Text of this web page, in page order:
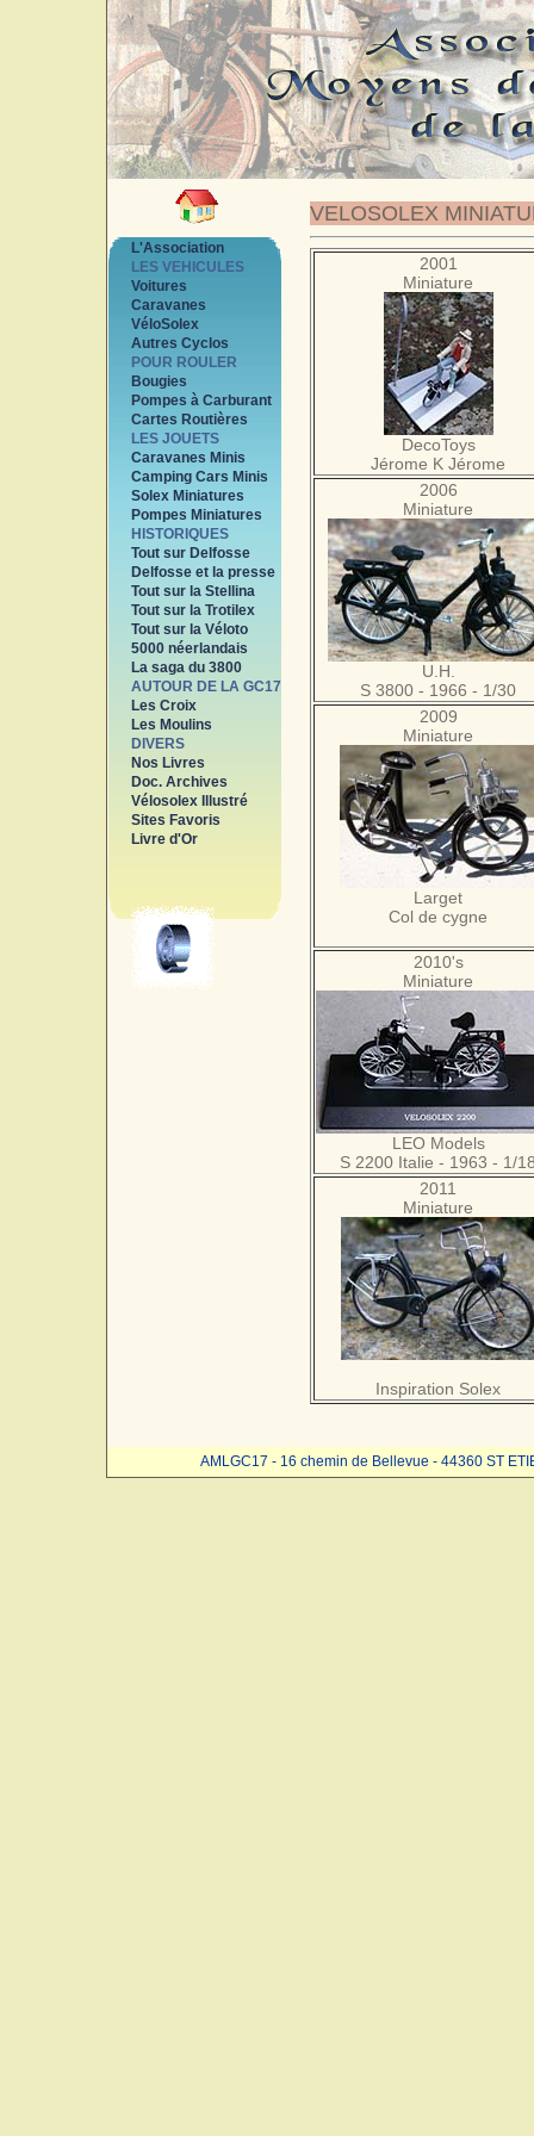
VELOSOLEX
L'Association
LES VEHICULES
Voitures
Caravanes
VéloSolex
Autres Cyclos
POUR ROULER
Bougies
Pompes à Carburant
Cartes Routières
LES JOUETS
Caravanes Minis
Camping Cars Minis
Solex Miniatures
Pompes Miniatures
HISTORIQUES
Tout sur Delfosse
Delfosse et la presse
Tout sur la Stellina
Tout sur la Trotilex
Tout sur la Véloto
5000 néerlandais
La saga du 3800
AUTOUR DE LA GC17
Les Croix
Les Moulins
DIVERS
Nos Livres
Doc. Archives
Vélosolex Illustré
Sites Favoris
Livre d'Or
2001
Miniature
DecoToys
Jérome K Jérome
2006
Miniature
U.H.
S 3800 - 1966 - 1/30
2009
Miniature
Larget
Col de cygne
2010's
Miniature
LEO Models
S 2200 Italie - 1963 - 1/
2011
Miniature
Inspiration Solex
AMLGC17 - 16 chemin de Bellevue - 44360 ST